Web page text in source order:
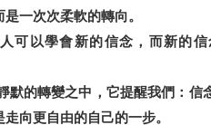
一次次柔軟的轉向。
可以學會新的信念，而新的
默的轉變之中，它提醒我們： 信
向更自由的自己的一步。